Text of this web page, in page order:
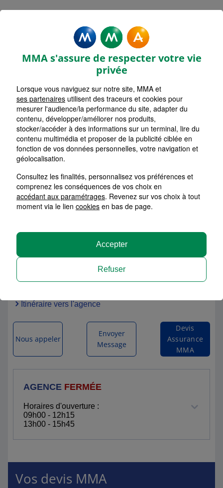
TOURNEFEUILLE
Accueil Assurance Occitanie Assurance Haute-Garonne (31)
MMA TOURNEFEUILLE
82 RUE GASTON DOUMERGUE
Itinéraire vers l'agence
AGENCE FERMÉE
Horaires d'ouverture :
09h00 - 12h15
13h00 - 15h45
Nous appeler
Envoyer
Message
Devis
Assurance
MMA
Vos devis MMA
MMA s'assure de respecter votre vie
privée
Lorsque vous naviguez sur notre site, MMA et
ses partenaires utilisent des traceurs et cookies pour
mesurer l'audience/la performance du site, adapter du
contenu, développer/améliorer nos produits,
stocker/accéder à des informations sur un terminal, lire du
contenu multimédia et proposer de la publicité ciblée en
fonction de vos données personnelles, votre navigation et
géolocalisation.
Consultez les finalités, personnalisez vos préférences et
comprenez les conséquences de vos choix en
accédant aux paramétrages. Revenez sur vos choix à tout
moment via le lien cookies en bas de page.
Refuser
Accepter